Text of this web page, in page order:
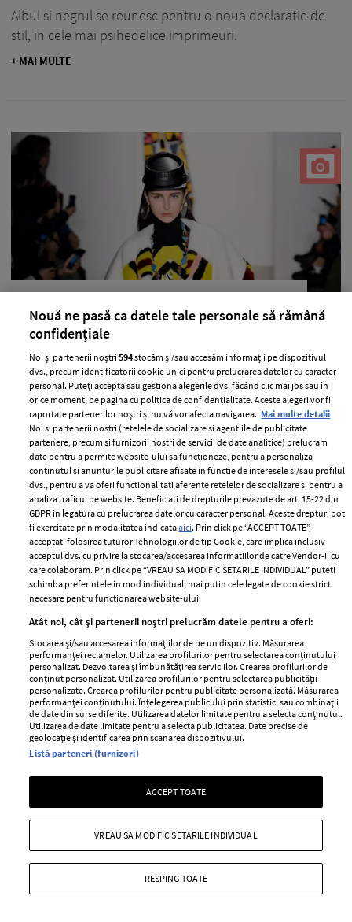
Albul si negrul se reunesc pentru o noua declaratie de
stil, in cele mai psihedelice imprimeuri.
+ MAI MULTE
toamna iarna 2015-2016
Exact atunci cand credeai ca trebuie sa renunti la
imprimeuri, a sosit momentul sa pariezi (din nou) pe
imprimeuri.
+ MAI MULTE
Trend fashion: Imprimeuri florale
IMPRIMEURI 25 august 2015
Dries Van Noten sau Veronica Etro au facut adevarate
exercitii de stil asortand diverse imprimeuri florale intre
Nouă ne pasă ca datele tale personale să rămână
confidențiale
Noi și partenerii noștri594stocăm și/sau accesăm informații pe dispozitivul
dvs., precum identificatorii cookie unici pentru prelucrarea datelor cu caracter
personal. Puteți accepta sau gestiona alegerile dvs. făcând clic mai jos sau în
orice moment, pe pagina cu politica de confidențialitate. Aceste alegeri vor fi
raportate partenerilor noștri și nu vă vor afecta navigarea. Mai multe detalii
Noi si partenerii nostri (retelele de socializare si agentiile de publicitate
partenere, precum si furnizorii nostri de servicii de date analitice) prelucram
date pentru a permite website-ului sa functioneze, pentru a personaliza
continutul si anunturile publicitare afisate in functie de interesele si/sau profilul
dvs., pentru a va oferi functionalitati aferente retelelor de socializare si pentru a
analiza traficul pe website. Beneficiati de drepturile prevazute de art. 15-22 din
GDPR in legatura cu prelucrarea datelor cu caracter personal. Aceste drepturi pot
fi exercitate prin modalitatea indicataaici. Prin click pe “ACCEPT TOATE”,
acceptati folosirea tuturor Tehnologiilor de tip Cookie, care implica inclusiv
acceptul dvs. cu privire la stocarea/accesarea informatiilor de catre Vendor-ii cu
care colaboram. Prin click pe “VREAU SA MODIFIC SETARILE INDIVIDUAL” puteti
schimba preferintele in mod individual, mai putin cele legate de cookie strict
necesare pentru functionarea website-ului.
Atât noi, cât și partenerii noștri prelucrăm datele pentru a oferi:
Stocarea și/sau accesarea informațiilor de pe un dispozitiv. Măsurarea
performanței reclamelor. Utilizarea profilurilor pentru selectarea conținutului
personalizat. Dezvoltarea și îmbunătățirea serviciilor. Crearea profilurilor de
conținut personalizat. Utilizarea profilurilor pentru selectarea publicității
personalizate. Crearea profilurilor pentru publicitate personalizată. Măsurarea
performanței conținutului. Înțelegerea publicului prin statistici sau combinații
de date din surse diferite. Utilizarea datelor limitate pentru a selecta conținutul.
Utilizarea de date limitate pentru a selecta publicitatea. Date precise de
geolocație și identificarea prin scanarea dispozitivului.
Listă parteneri (furnizori)
ACCEPT TOATE
RESPING TOATE
VREAU SA MODIFIC SETARILE INDIVIDUAL